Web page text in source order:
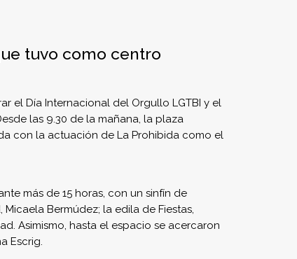
tuvo como centro
el Día Internacional del Orgullo LGTBI y el
las 9.30 de la mañana, la plaza
con la actuación de La Prohibida como el
más de 15 horas, con un sinfín de
Bermúdez; la edila de Fiestas,
Asimismo, hasta el espacio se acercaron
Escrig.